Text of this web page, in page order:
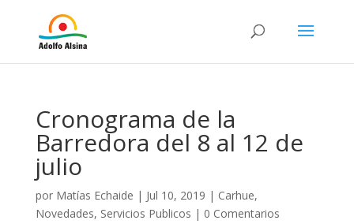
Cronograma de la
Barredora del 8 al 12 de
julio
por Matías Echaide | Jul 10, 2019 | Carhue,
Novedades, Servicios Publicos | 0 Comentarios